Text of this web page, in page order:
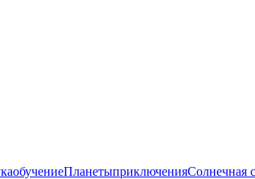
обучениеПланетыприключенияСолнечная